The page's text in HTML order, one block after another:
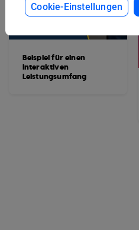
Beispiel für einen
interaktiven
Leistungsumfang
Cookie-Einstellungen